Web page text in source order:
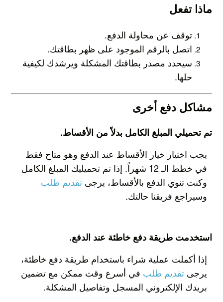
ماذا تفعل
توقف عن محاولة الدفع.
اتصل بالرقم الموجود على ظهر بطاقتك.
سيحدد مصدر بطاقتك المشكلة ويرشدك لكيفية
حلها.
مشاكل دفع أخرى
تم تحميلي المبلغ الكامل بدلاً من الأقساط.
يجب اختيار خيار الأقساط عند الدفع وهو متاح فقط
في خطط الـ 12 شهراً. إذا تم تحميليك المبلغ الكامل
وكنت تنوي الدفع بالأقساط، يرجىتقديم طلب
وسيراجع فريقنا حالتك.
استخدمت طريقة دفع خاطئة عند الدفع.
إذا أكملت عملية شراء باستخدام طريقة دفع خاطئة،
يرجىتقديم طلب في أسرع وقت ممكن مع تضمين
بريدك الإلكتروني المسجل وتفاصيل المشكلة.